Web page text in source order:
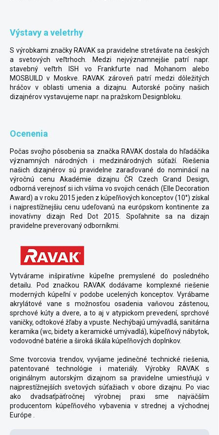
Výstavy a veletrhy
S výrobkami značky RAVAK sa pravidelne stretávate na českých
a svetových veľtrhoch. Medzi nejvýznamnejšie patrí napr.
stavebný veľtrh ISH vo Frankfurte nad Mohanom alebo
MOSBUILD v Moskve. RAVAK zároveň patrí medzi dôležitých
hráčov v oblasti umenia a dizajnu. Autorské počiny našich
dizajnérov vystavujeme napr. na pražskom Designbloku.
Ocenenia
Počas svojho pôsobenia sa značka RAVAK dostala do hľadáčika
významných národných i medzinárodných súťaží. Riešenia
našich dizajnérov sú pravidelne zaraďované do nominácií na
výročnú cenu Akadémie dizajnu ČR Czech Grand Design,
odborná verejnosť si ich všíma vo svojich cenách (Elle Decoration
Award) a v roku 2015 jeden z kúpeľňových konceptov (10°) získal
i najprestížnejšiu cenu udeľovanú na európskom kontinente za
inovatívny dizajn Red Dot 2015. Spoľahnite sa na dizajn
pravidelne preverovaný odborníkmi.
Vytvárame inšpiratívne kúpeľne premyslené do posledného
detailu. Pod značkou RAVAK dodávame komplexné riešenie
moderných kúpeľní v podobe ucelených konceptov. Vyrábame
akrylátové vane s možnosťou osadenia vaňovou zástenou,
sprchové kúty a dvere, a to aj v atypickom prevedení, sprchové
vaničky, odtokové žľaby a vpuste. Nechýbajú umývadlá, sanitárna
keramika (wc, bidety a keramické umývadlá), kúpeľňový nábytok,
vodovodné batérie a široká škála kúpeľňových doplnkov.
Sme tvorcovia trendov, vyvíjame jedinečné technické riešenia,
patentované technológie i materiály. Výrobky RAVAK s
originálnym autorským dizajnom sa pravidelne umiestňujú v
najprestížnejších svetových súťažiach v obore dizajnu. Po viac
ako dvadsaťpäťročnej výrobnej praxi sme najväčším
producentom kúpeľňového vybavenia v strednej a východnej
Európe .